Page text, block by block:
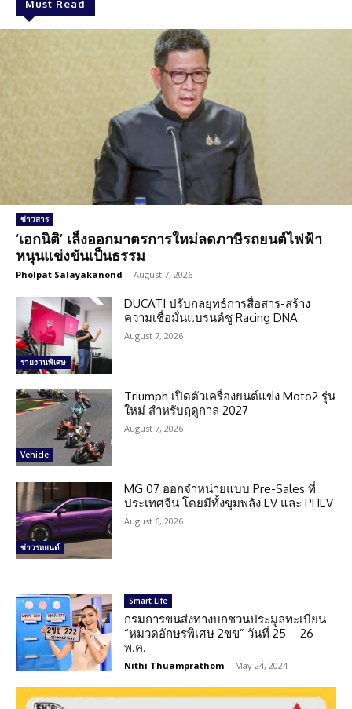
Must Read
ข่าวสาร
‘เอกนิติ’ เล็งออกมาตรการใหม่ลดภาษีรถยนต์ไฟฟ้า
หนุนแข่งขันเป็นธรรม
Pholpat Salayakanond - August 7, 2026
รายงานพิเศษ
DUCATI ปรับกลยุทธ์การสื่อสาร-สร้าง
ความเชื่อมั่นแบรนด์ชู Racing DNA
August 7, 2026
Vehicle
Triumph เปิดตัวเครื่องยนต์แข่ง Moto2 รุ่น
ใหม่ สำหรับฤดูกาล 2027
August 7, 2026
ข่าวรถยนต์
MG 07 ออกจำหน่ายแบบ Pre-Sales ที่
ประเทศจีน โดยมีทั้งขุมพลัง EV และ PHEV
August 6, 2026
Smart Life
กรมการขนส่งทางบกชวนประมูลทะเบียน
“หมวดอักษรพิเศษ 2ขข” วันที่ 25 – 26
พ.ค.
Nithi Thuamprathom - May 24, 2024